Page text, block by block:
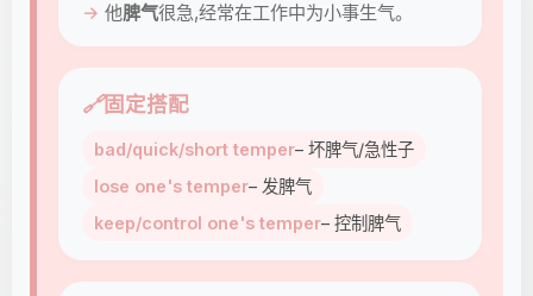
他脾气很急,经常在工作中为小事生气。
🔗固定搭配
bad/quick/short temper– 坏脾气/急性子
lose one's temper– 发脾气
keep/control one's temper– 控制脾气